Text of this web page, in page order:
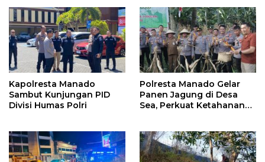
Kapolresta Manado
Sambut Kunjungan PID
Divisi Humas Polri
Polresta Manado Gelar
Panen Jagung di Desa
Sea, Perkuat Ketahanan